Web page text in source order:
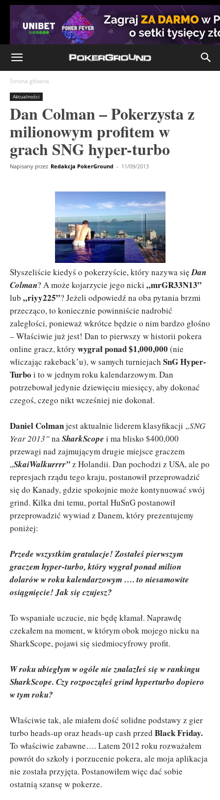
Strona główna
Aktualności
Dan Colman – Pokerzysta z
milionowym profitem w
grach SNG hyper-turbo
Napisany przez Redakcja PokerGround - 11/09/2013
Słyszeliście kiedyś o pokerzyście, który nazywa sięDan
Colman? A może kojarzycie jego nicki „mrGR33N13”
lub „riyy225”? Jeżeli odpowiedź na oba pytania brzmi
przecząco, to koniecznie powinniście nadrobić
zaległości, ponieważ wkrótce będzie o nim bardzo głośno
– Właściwie już jest! Dan to pierwszy w historii pokera
online gracz, który wygrał ponad $1,000,000 (nie
wliczając rakeback’u), w samych turniejach SnG Hyper-
Turbo i to w jednym roku kalendarzowym. Dan
potrzebował jedynie dziewięciu miesięcy, aby dokonać
czegoś, czego nikt wcześniej nie dokonał.
Daniel Colmanjest aktualnie liderem klasyfikacji „SNG
Year 2013”naSharkScope i ma blisko $400,000
przewagi nad zajmującym drugie miejsce graczem
„SkaiWalkurrrr”z Holandii. Dan pochodzi z USA, ale po
represjach rządu tego kraju, postanowił przeprowadzić
się do Kanady, gdzie spokojnie może kontynuować swój
grind. Kilka dni temu, portal HuSnG postanowił
przeprowadzić wywiad z Danem, który prezentujemy
poniżej:
Przede wszystkim gratulacje! Zostałeś pierwszym
graczem hyper-turbo, który wygrał ponad milion
dolarów w roku kalendarzowym …. to niesamowite
osiągnięcie! Jak się czujesz?
To wspaniałe uczucie, nie będę kłamał. Naprawdę
czekałem na moment, w którym obok mojego nicku na
SharkScope, pojawi się siedmiocyfrowy profit.
W roku ubiegłym w ogóle nie znalazłeś się w rankingu
SharkScope. Czy rozpocząłeś grind hyperturbo dopiero
w tym roku?
Właściwie tak, ale miałem dość solidne podstawy z gier
turbo heads-up oraz heads-up cash przed Black Friday.
To właściwie zabawne…. Latem 2012 roku rozważałem
powrót do szkoły i porzucenie pokera, ale moja aplikacja
nie została przyjęta. Postanowiłem więc dać sobie
ostatnią szansę w pokerze.